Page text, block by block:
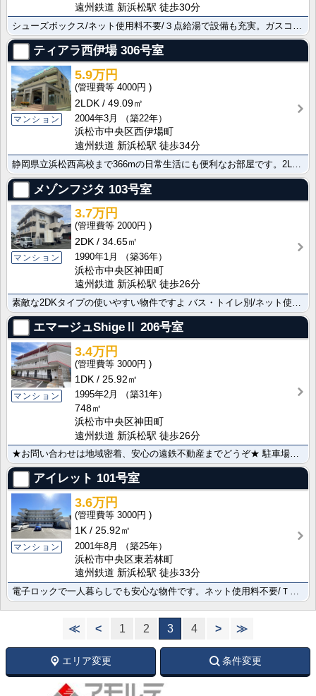
遠州鉄道 新浜松駅 徒歩30分
ティアラ西伊場 306号室
マンション
5.9万円
4000円
2LDK
49.09㎡
2004年3月
（築22年）
浜松市中央区西伊場町
遠州鉄道 新浜松駅 徒歩34分
メゾンフジタ 103号室
マンション
3.7万円
2000円
2DK
34.65㎡
1990年1月
（築36年）
浜松市中央区神田町
遠州鉄道 新浜松駅 徒歩26分
エマージュShigeⅡ 206号室
マンション
3.4万円
3000円
1DK
25.92㎡
1995年2月
（築31年）
748㎡
浜松市中央区神田町
遠州鉄道 新浜松駅 徒歩26分
★お問い合わせは地域密着、安心の遠鉄不動産までどうぞ★ 駐車場１台付き！ネット無料１ＤＫです☆ バス･･･
アイレット 101号室
マンション
3.6万円
3000円
1K
25.92㎡
2001年8月
（築25年）
浜松市中央区東若林町
遠州鉄道 新浜松駅 徒歩33分
電子ロックで一人暮らしでも安心な物件です。ネット使用料不要/ＴＶインターホン/クローゼット/シューズ･･･
≪ < 1 2 3 4 > ≫
エリア変更 条件変更